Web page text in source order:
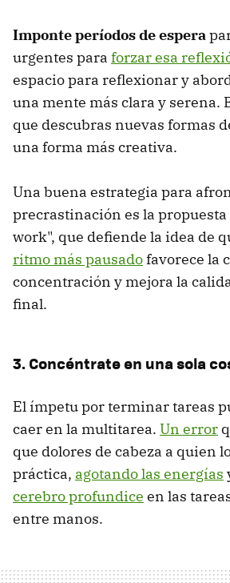
Imponte períodos de espera
urgentes para forzar esa
espacio para reflexionar y
una mente más clara y serena.
que descubras nuevas formas
una forma más creativa.
Una buena estrategia para
precrastinación es la propuesta
work", que defiende la idea de
ritmo más pausadofavorece la
concentración y mejora la
final.
3. Concéntrate en una sola
El ímpetu por terminar tareas
caer en la multitarea. Un error
que dolores de cabeza a quien
práctica, agotando las energías
cerebro profundice en las
entre manos.